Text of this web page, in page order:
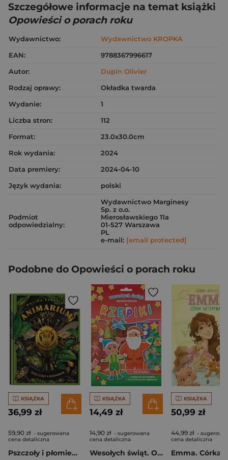
Szczegółowe informacje na temat książki
Opowieści o porach roku
Wydawnictwo:
Wydawnictwo KROPKA
EAN:
9788367996617
Autor:
Dupin Olivier
Rodzaj oprawy:
Okładka twarda
Wydanie:
1
Liczba stron:
112
Format:
23.0x30.0cm
Rok wydania:
2024
Data premiery:
2024-04-10
Język wydania:
polski
Podmiot
odpowiedzialny:
Wydawnictwo Marginesy
Sp. z o.o.
Mierosławskiego 11a
01-527 Warszawa
PL
e-mail: [email protected]
Podobne do Opowieści o porach roku
KSIĄŻKA
36,99 zł
59,90 zł - sugerowana
cena detaliczna
Pszczoły i płomienie. Animarium. Tom 2
KSIĄŻKA
14,49 zł
14,90 zł - sugerowana
cena detaliczna
Wesołych świąt. Opowiadanka & rzepiki
KSIĄŻKA
50,99 zł
44,99 zł -
cena detaliczna